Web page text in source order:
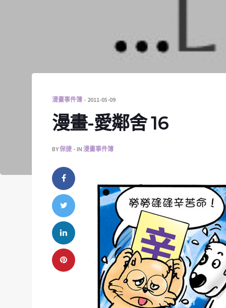
漫畫事件簿 2011-05-09
漫畫-愛鄰舍 16
BY保捷 IN 漫畫事件簿